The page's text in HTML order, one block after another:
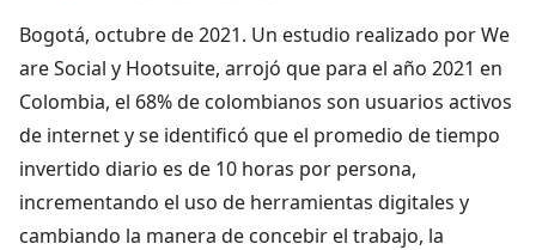
Bogotá, octubre de 2021. Un estudio realizado por We
are Social y Hootsuite, arrojó que para el año 2021 en
Colombia, el 68% de colombianos son usuarios activos
de internet y se identificó que el promedio de tiempo
invertido diario es de 10 horas por persona,
incrementando el uso de herramientas digitales y
cambiando la manera de concebir el trabajo, la